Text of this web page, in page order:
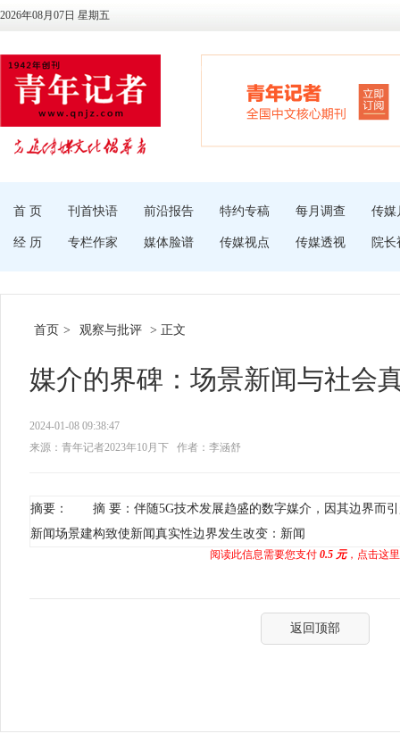
2026年08月07日 星期五
首 页 刊首快语 前沿报告 特约专稿 每月调查 传媒
经 历 专栏作家 媒体脸谱 传媒视点 传媒透视 院长
首页 > 观察与批评 > 正文
媒介的界碑：场景新闻与社会
2024-01-08 09:38:47
来源：青年记者2023年10月下
作者：李涵舒
摘要： 摘 要：伴随5G技术发展趋盛的数字媒介，因其边界而引
新闻场景建构致使新闻真实性边界发生改变：新闻
阅读此信息需要您支付 0.5 元，点击这
返回顶部